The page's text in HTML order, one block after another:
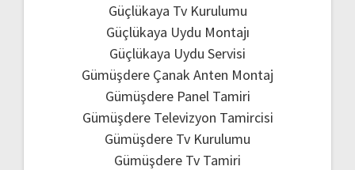
Güçlükaya Tv Kurulumu
Güçlükaya Uydu Montajı
Güçlükaya Uydu Servisi
Gümüşdere Çanak Anten Montaj
Gümüşdere Panel Tamiri
Gümüşdere Televizyon Tamircisi
Gümüşdere Tv Kurulumu
Gümüşdere Tv Tamiri